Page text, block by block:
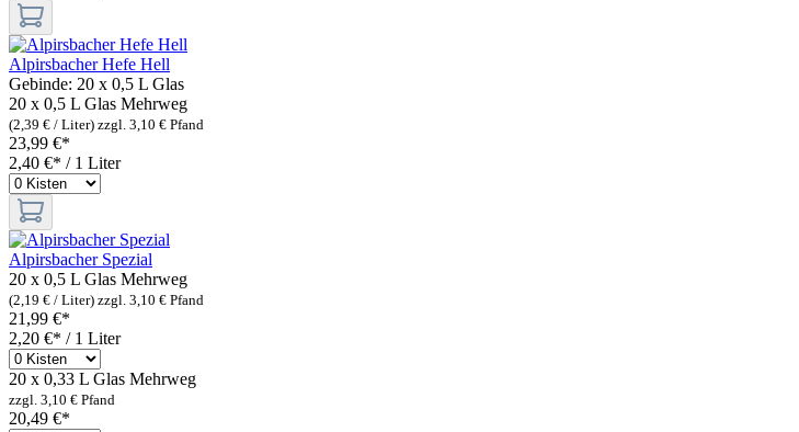
Alpirsbacher Hefe Hell
Gebinde: 20 x 0,5 L Glas
20 x 0,5 L Glas Mehrweg
(2,39 € / Liter) zzgl. 3,10 € Pfand
23,99 €*
2,40 €* / 1 Liter
Alpirsbacher Spezial
20 x 0,5 L Glas Mehrweg
(2,19 € / Liter) zzgl. 3,10 € Pfand
21,99 €*
2,20 €* / 1 Liter
20 x 0,33 L Glas Mehrweg
zzgl. 3,10 € Pfand
20,49 €*